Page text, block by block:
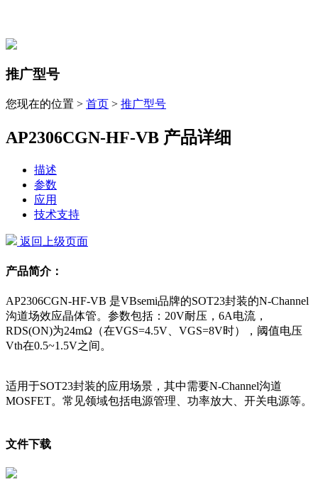
推广型号
您现在的位置 > 首页 > 推广型号
AP2306CGN-HF-VB 产品详细
描述
参数
应用
技术支持
返回上级页面
产品简介：
AP2306CGN-HF-VB 是VBsemi品牌的SOT23封装的N-Channel
沟道场效应晶体管。参数包括：20V耐压，6A电流，
RDS(ON)为24mΩ（在VGS=4.5V、VGS=8V时），阈值电压
Vth在0.5~1.5V之间。
适用于SOT23封装的应用场景，其中需要N-Channel沟道
MOSFET。常见领域包括电源管理、功率放大、开关电源等。
文件下载